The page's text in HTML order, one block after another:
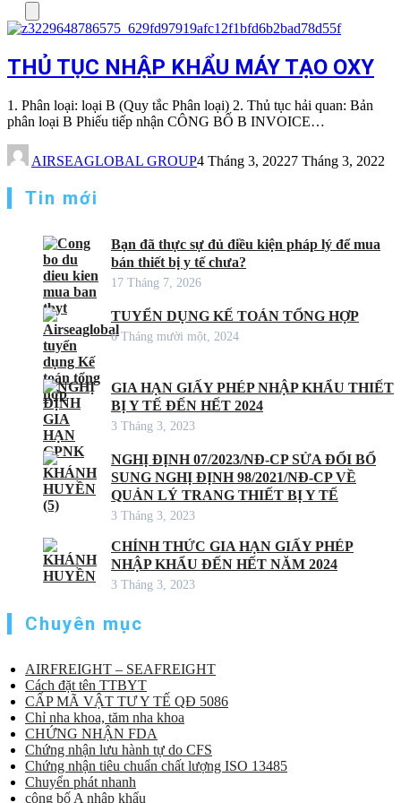
THỦ TỤC NHẬP KHẨU MÁY TẠO OXY
1. Phân loại: loại B (Quy tắc Phân loại) 2. Thủ tục hải quan: Bản
phân loại B Phiếu tiếp nhận CÔNG BỐ B INVOICE…
AIRSEAGLOBAL GROUP4 Tháng 3, 20227 Tháng 3, 2022
Tin mới
Bạn đã thực sự đủ điều kiện pháp lý để mua
bán thiết bị y tế chưa?
17 Tháng 7, 2026
TUYỂN DỤNG KẾ TOÁN TỔNG HỢP
6 Tháng mười một, 2024
GIA HẠN GIẤY PHÉP NHẬP KHẨU THIẾT
BỊ Y TẾ ĐẾN HẾT 2024
3 Tháng 3, 2023
NGHỊ ĐỊNH 07/2023/NĐ-CP SỬA ĐỔI BỔ
SUNG NGHỊ ĐỊNH 98/2021/NĐ-CP VỀ
QUẢN LÝ TRANG THIẾT BỊ Y TẾ
3 Tháng 3, 2023
CHÍNH THỨC GIA HẠN GIẤY PHÉP
NHẬP KHẨU ĐẾN HẾT NĂM 2024
3 Tháng 3, 2023
Chuyên mục
AIRFREIGHT – SEAFREIGHT
Cách đặt tên TTBYT
CẤP MÃ VẬT TƯ Y TẾ QĐ 5086
Chỉ nha khoa, tăm nha khoa
CHỨNG NHẬN FDA
Chứng nhận lưu hành tự do CFS
Chứng nhận tiêu chuẩn chất lượng ISO 13485
Chuyển phát nhanh
công bố A nhập khẩu